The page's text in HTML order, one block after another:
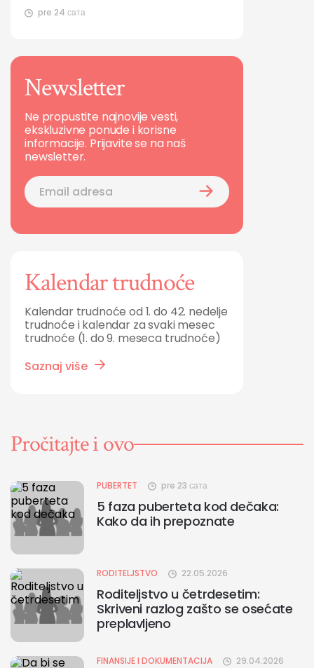
pre 24 сата
Newsletter
Ne propustite najnovije vesti,
ekskluzivne ponude i korisne
informacije. Prijavite se na naš
newsletter.
Kalendar trudnoće
Kalendar trudnoće od 1. do 42. nedelje
trudnoće i kalendar za svaki mesec
trudnoće (1. do 9. meseca trudnoće)
Saznaj više
Pročitajte i ovo
PUBERTET pre 23 сата
5 faza puberteta kod dečaka:
Kako da ih prepoznate
RODITELJSTVO 22.05.2026
Roditeljstvo u četrdesetim:
Skriveni razlog zašto se osećate
preplavljeno
FINANSIJE I DOKUMENTACIJA 29.04.2026